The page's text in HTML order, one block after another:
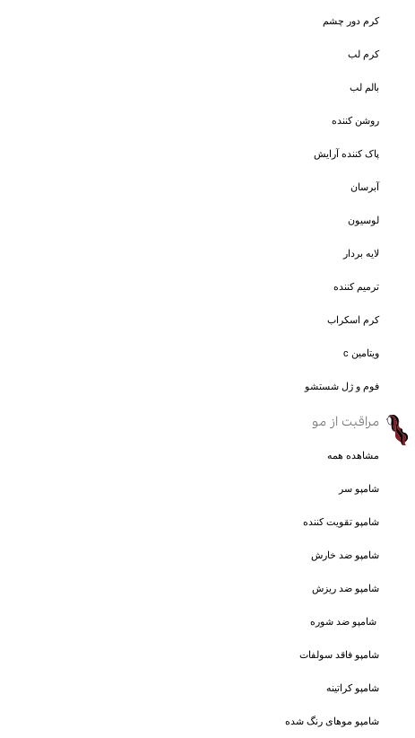
کرم دور چشم
کرم لب
بالم لب
روشن کننده
پاک کننده آرایش
آبرسان
لوسیون
لایه بردار
ترمیم کننده
کرم اسکراب
ویتامین c
فوم و ژل شستشو
مراقبت از مو
مشاهده همه
شامپو سر
شامپو تقویت کننده
شامپو ضد خارش
شامپو ضد ریزش
شامپو ضد شوره
شامپو فاقد سولفات
شامپو کراتینه
شامپو موهای رنگ شده